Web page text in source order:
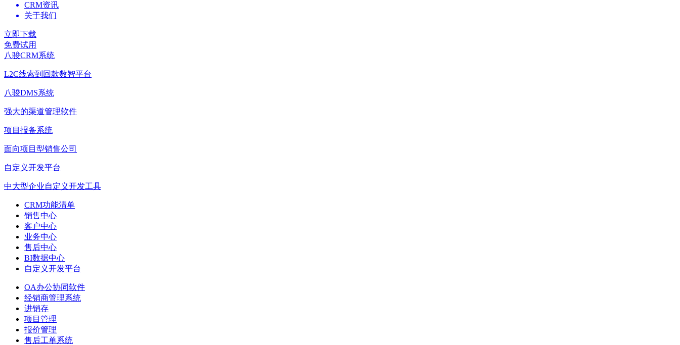
CRM资讯
关于我们
立即下载
免费试用
八骏CRM系统
L2C线索到回款数智平台
八骏DMS系统
强大的渠道管理软件
项目报备系统
面向项目型销售公司
自定义开发平台
中大型企业自定义开发工具
CRM功能清单
销售中心
客户中心
业务中心
售后中心
BI数据中心
自定义开发平台
OA办公协同软件
经销商管理系统
进销存
项目管理
报价管理
售后工单系统